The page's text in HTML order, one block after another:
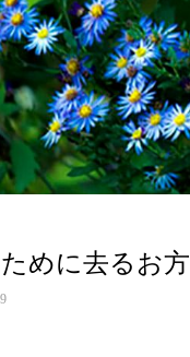
めに去るお方